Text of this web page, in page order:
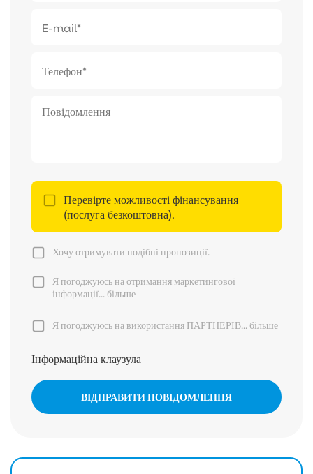
Перевірте можливості фінансування
(послуга безкоштовна).
Хочу отримувати подібні пропозиції.
Я погоджуюсь на отримання маркетингової
інформації...більше
Я погоджуюсь на використання ПАРТНЕРІВ...більше
Інформаційна клаузула
ВІДПРАВИТИ ПОВІДОМЛЕННЯ